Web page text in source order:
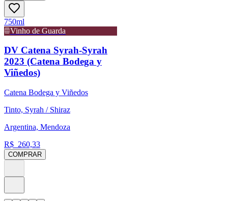
750ml
Vinho de Guarda
DV Catena Syrah-Syrah
2023 (Catena Bodega y
Viñedos)
Catena Bodega y Viñedos
Tinto, Syrah / Shiraz
Argentina, Mendoza
R$ 260,33
COMPRAR